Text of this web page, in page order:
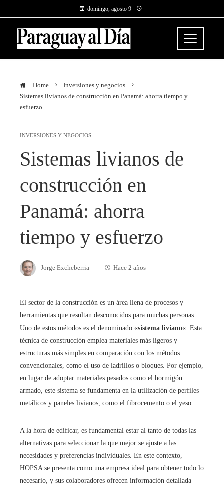
domingo, agosto 9
Home
Inversiones y negocios
Sistemas livianos de construcción en Panamá: ahorra tiempo y
esfuerzo
INVERSIONES Y NEGOCIOS
Sistemas livianos de
construcción en
Panamá: ahorra
tiempo y esfuerzo
Jorge Excheberria Hace 2 años
El sector de la construcción es un área llena de procesos y
herramientas que resultan desconocidos para muchas personas.
Uno de estos métodos es el denominado «sistema liviano«. Esta
técnica de construcción emplea materiales más ligeros y
estructuras más simples en comparación con los métodos
convencionales, como el uso de ladrillos o bloques. Por ejemplo,
en lugar de adoptar materiales pesados como el hormigón
armado, este sistema se fundamenta en la utilización de perfiles
metálicos y paneles livianos, como el fibrocemento o el yeso.
A la hora de edificar, es fundamental estar al tanto de todas las
alternativas para seleccionar la que mejor se ajuste a las
necesidades y preferencias individuales. En este contexto,
HOPSA se presenta como una empresa ideal para obtener todo lo
necesario, y sus colaboradores ofrecen información detallada